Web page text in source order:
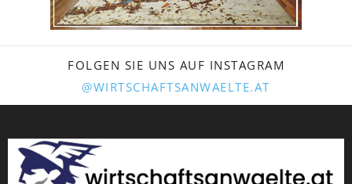
FOLGEN SIE UNS AUF INSTAGRAM
@WIRTSCHAFTSANWAELTE.AT